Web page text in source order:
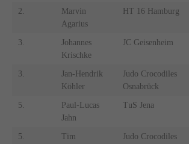
2.
Marvin
Agarius
HT 16 Hamburg
3.
Johannes
Krischke
JC Geisenheim
3.
Jan-Hendrik
Köhler
Judo Crocodiles
Osnabrück
5.
Paul-Lucas
Jahn
TuS Jena
5.
Tim
Judo Crocodiles